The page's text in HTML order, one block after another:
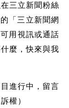
三立新聞粉絲
「三立新聞網
用視訊或通話
麼，快來與我
進行中，留言
權）